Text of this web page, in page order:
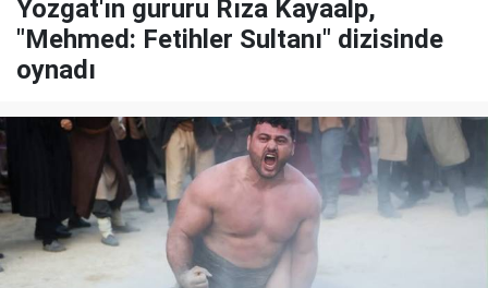
Yozgat'ın gururu Rıza Kayaalp,
"Mehmed: Fetihler Sultanı" dizisinde
oynadı